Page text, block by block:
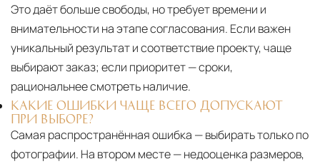
Это даёт больше свободы, но требует времени и
внимательности на этапе согласования. Если важен
уникальный результат и соответствие проекту, чаще
выбирают заказ; если приоритет — сроки,
рациональнее смотреть наличие.
КАКИЕ ОШИБКИ ЧАЩЕ ВСЕГО ДОПУСКАЮТ
ПРИ ВЫБОРЕ?
Самая распространённая ошибка — выбирать только по
фотографии. На втором месте — недооценка размеров,